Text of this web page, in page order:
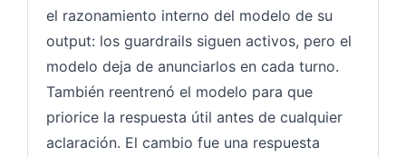
el razonamiento interno del modelo de su
output: los guardrails siguen activos, pero el
modelo deja de anunciarlos en cada turno.
También reentrenó el modelo para que
priorice la respuesta útil antes de cualquier
aclaración. El cambio fue una respuesta